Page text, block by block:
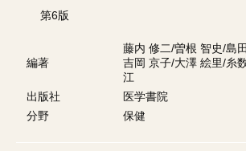
第6版
編著
藤内 修二/曽根 智史/島
吉岡 京子/大澤 絵里/糸
江
出版社
医学書院
分野
保健